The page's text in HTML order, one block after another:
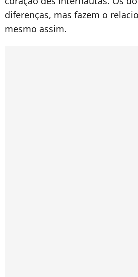
diferenças, mas fazem o
mesmo assim.